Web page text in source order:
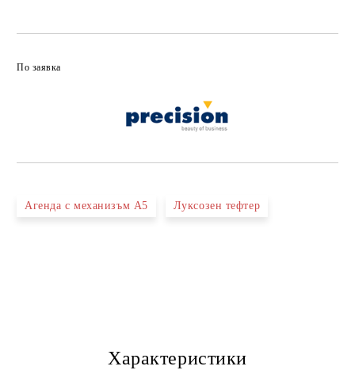
По заявка
Агенда с механизъм А5 Луксозен тефтер
Характеристики